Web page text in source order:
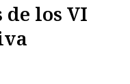
de los VI